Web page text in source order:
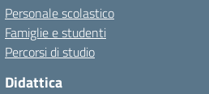
Personale scolastico
Famiglie e studenti
Percorsi di studio
Didattica